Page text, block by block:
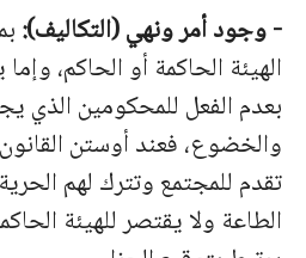
-وجودأمرونهي(التكاليف):
الهيئة الحاكمة أو الحاكم،
بعدم الفعل للمحكومين الذي
والخضوع، فعند أوستن
تقدم للمجتمع وتترك لهم
الطاعة ولا يقتصر للهيئة